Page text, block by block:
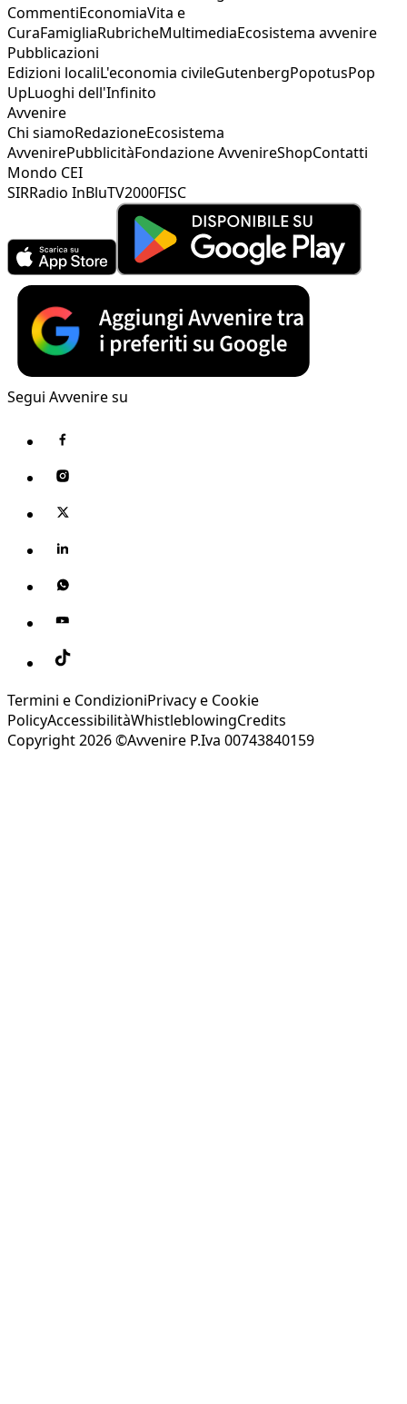
CommentiEconomiaVita e
CuraFamigliaRubricheMultimediaEcosistema avvenire
Pubblicazioni
Edizioni localiL'economia civileGutenbergPopotusPop
UpLuoghi dell'Infinito
Avvenire
Chi siamoRedazioneEcosistema
AvvenirePubblicitàFondazione AvvenireShopContatti
Mondo CEI
SIRRadio InBluTV2000FISC
Segui Avvenire su
Termini e CondizioniPrivacy e Cookie
PolicyAccessibilitàWhistleblowingCredits
Copyright 2026 ©Avvenire P.Iva 00743840159